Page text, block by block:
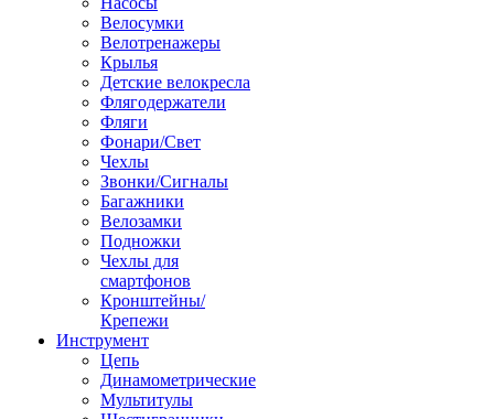
Велосумки
Велотренажеры
Крылья
Детские велокресла
Флягодержатели
Фляги
Фонари/Свет
Чехлы
Звонки/Сигналы
Багажники
Велозамки
Подножки
Чехлы для
смартфонов
Кронштейны/
Крепежи
Инструмент
Цепь
Динамометрические
Мультитулы